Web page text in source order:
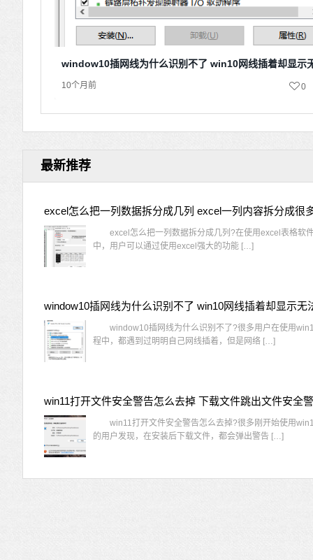
window10插网线为什么识别不了 win10网线插着却显示
10个月前 0
最新推荐
excel怎么把一列数据拆分成几列 excel一列内容拆分成很
excel怎么把一列数据拆分成几列?在使用excel表格软
中，用户可以通过使用excel强大的功能 […]
window10插网线为什么识别不了?很多用户在使用
程中，都遇到过明明自己网线插着，但是网络 […]
win11打开文件安全警告怎么去掉 下载文件跳出文件安全
win11打开文件安全警告怎么去掉?很多刚开始使用
的用户发现，在安装后下载文件，都会弹出警告 […]